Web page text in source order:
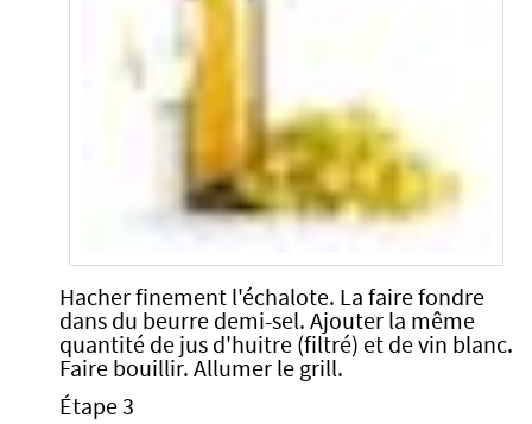
Hacher finement l'échalote. La faire fondre
dans du beurre demi-sel. Ajouter la même
quantité de jus d'huitre (filtré) et de vin blanc.
Faire bouillir. Allumer le grill.
Étape 3